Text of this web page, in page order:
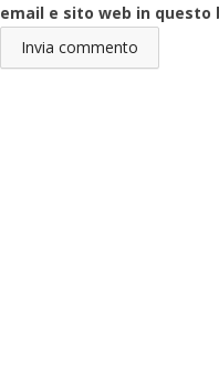
email e sito web in questo